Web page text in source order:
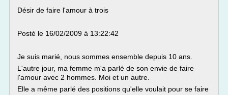
Désir de faire l'amour à trois
Posté le 16/02/2009 à 13:22:42
Je suis marié, nous sommes ensemble depuis 10 ans.
L'autre jour, ma femme m'a parlé de son envie de faire
l'amour avec 2 hommes. Moi et un autre.
Elle a même parlé des positions qu'elle voulait pour se faire